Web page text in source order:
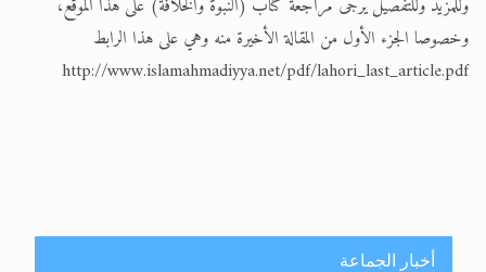
وللمزيد وللتفصيل يرجى مراجعة كتاب (النبوة والخلافة) على هذا الموقع،
وخصوصا الجزء الأول من المقالة الأخيرة منه وهي على هذا الرابط
http://www.islamahmadiyya.net/pdf/lahori_last_article.pdf
أخبار الجماعة